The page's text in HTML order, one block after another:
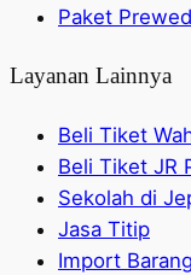
Paket
Layanan Lainnya
Beli Tiket
Beli Tiket JR
Sekolah di
Jasa Titip
Import Barang